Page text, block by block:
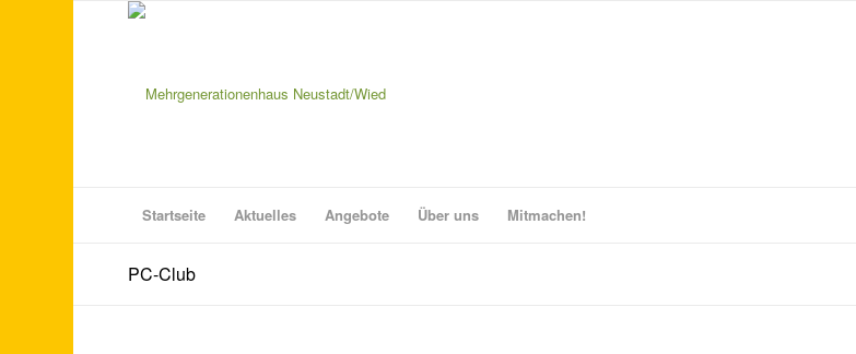
Startseite Aktuelles Angebote Über uns Mitmachen!
PC-Club